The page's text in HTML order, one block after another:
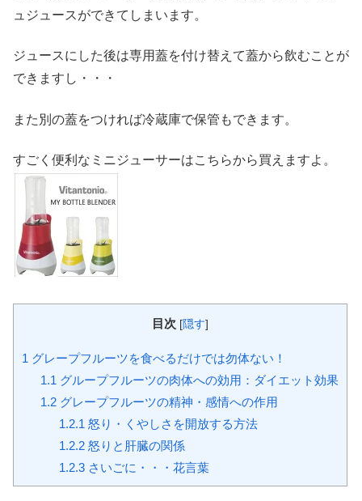
ュジュースができてしまいます。
ジュースにした後は専用蓋を付け替えて蓋から飲むことが
できますし・・・
また別の蓋をつければ冷蔵庫で保管もできます。
すごく便利なミニジューサーはこちらから買えますよ。
目次 [隠す]
1 グレープフルーツを食べるだけでは勿体ない！
1.1 グループフルーツの肉体への効用：ダイエット効果
1.2グレープフルーツの精神・感情への作用
1.2.1 怒り・くやしさを開放する方法
1.2.2怒りと肝臓の関係
1.2.3さいごに・・・花言葉